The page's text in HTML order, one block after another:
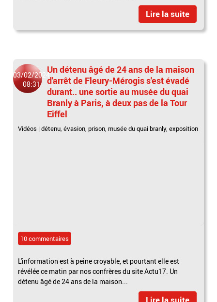
Lire la suite
03/02/2024
08:31
Un détenu âgé de 24 ans de la maison
d'arrêt de Fleury-Mérogis s'est évadé
durant.. une sortie au musée du quai
Branly à Paris, à deux pas de la Tour
Eiffel
Vidéos |détenu,évasion, prison, musée du quai branly,exposition
10 commentaires
L'information est à peine croyable, et pourtant elle est
révélée ce matin par nos confrères du site Actu17. Un
détenu âgé de 24 ans de la maison...